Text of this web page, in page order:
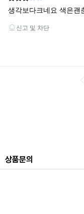
상품문의